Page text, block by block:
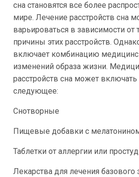
сна становятся все более
мире. Лечение расстройств сна
варьироваться в зависимости от
причины этих расстройств.
включает комбинацию
изменений образа жизни.
расстройств сна может включать
следующее:
Снотворные
Пищевые добавки с
Таблетки от аллергии или
Лекарства для лечения базового